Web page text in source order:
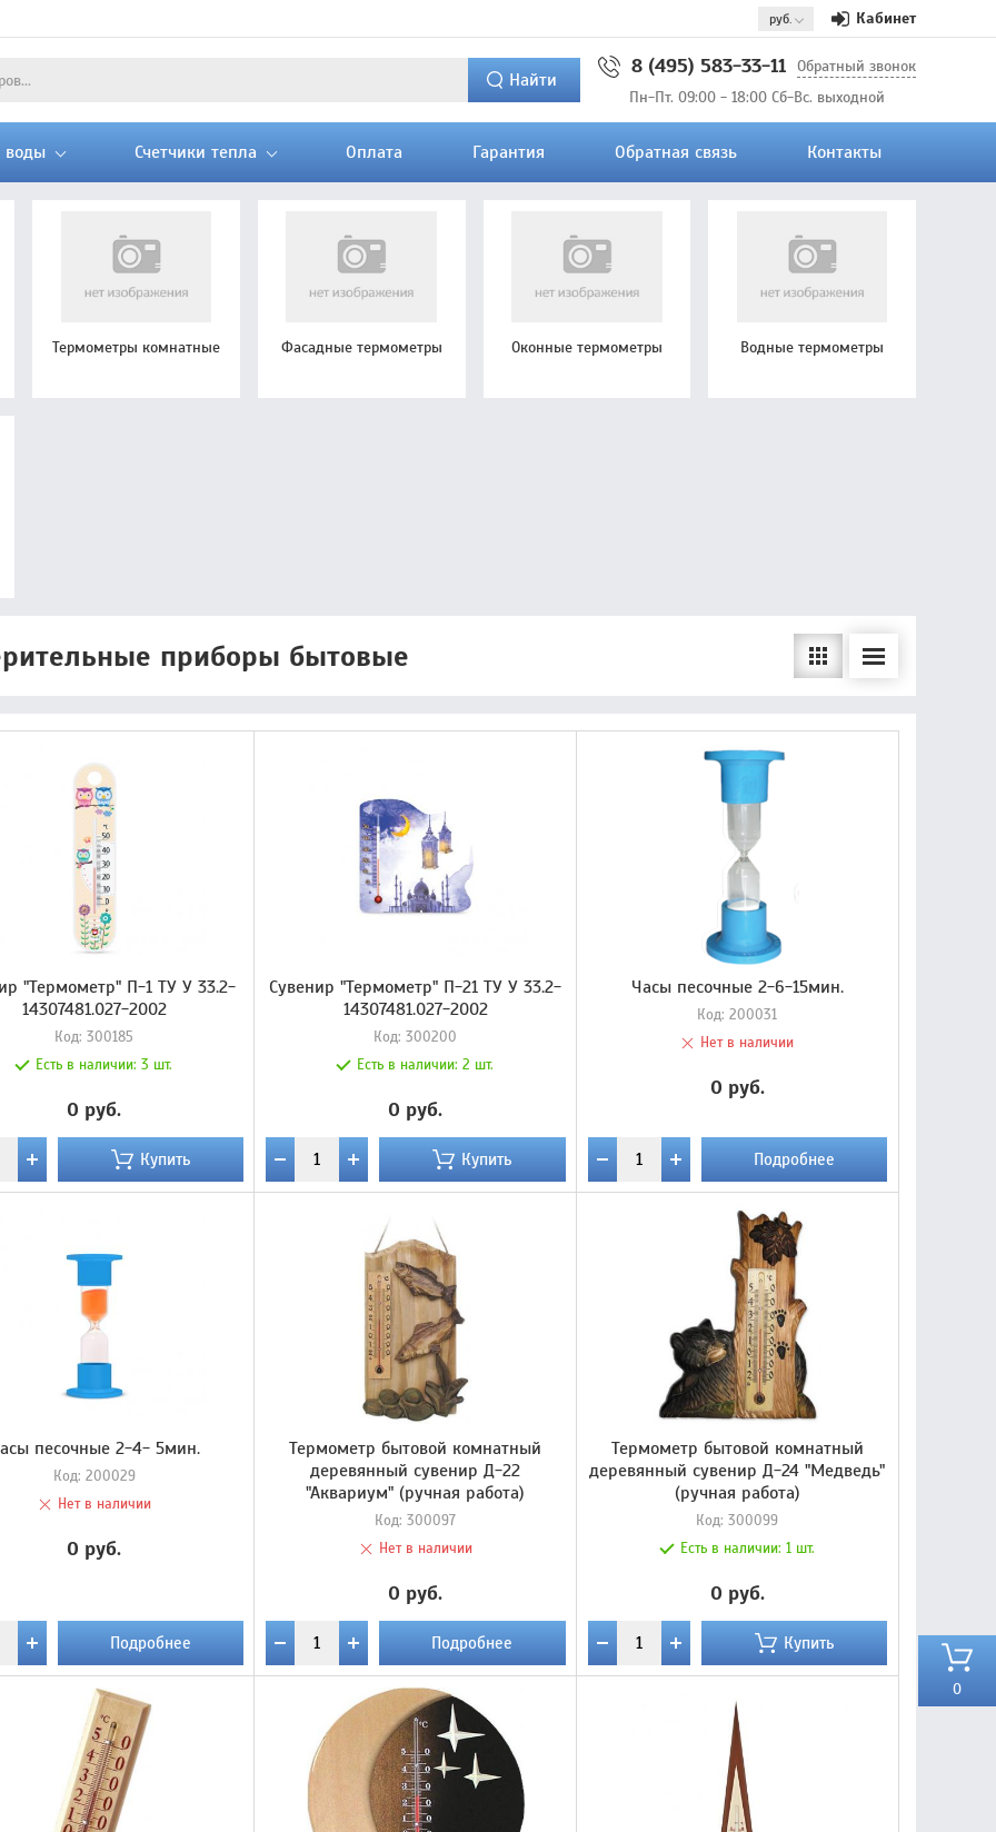
Кабинет
Найти
8 (495) 583-33-11 Обратный звонок
Пн-Пт. 09:00 - 18:00 Сб-Вс. выходной
воды Счетчики тепла Оплата Гарантия Обратная связь Контакты
0
Термометры комнатные Фасадные термометры Оконные термометры Водные термометры
приборы бытовые
"Термометр" П-1 ТУ У 33.2-
14307481.027-2002
Код:300185
Есть в наличии:3 шт.
0 руб.
Купить
Сувенир "Термометр" П-21 ТУ У 33.2-
14307481.027-2002
Код:300200
Есть в наличии:2 шт.
0 руб.
Купить
Часы песочные 2-6-15мин.
Код:200031
Нет в наличии
0 руб.
Подробнее
песочные 2-4- 5мин.
Код: 200029
Нет в наличии
0 руб.
Подробнее
Термометр бытовой комнатный
деревянный сувенир Д-22
"Аквариум" (ручная работа)
Код:300097
Нет в наличии
0 руб.
Подробнее
Термометр бытовой комнатный
деревянный сувенир Д-24 "Медведь"
(ручная работа)
Код:300099
Есть в наличии: 1 шт.
0 руб.
Купить